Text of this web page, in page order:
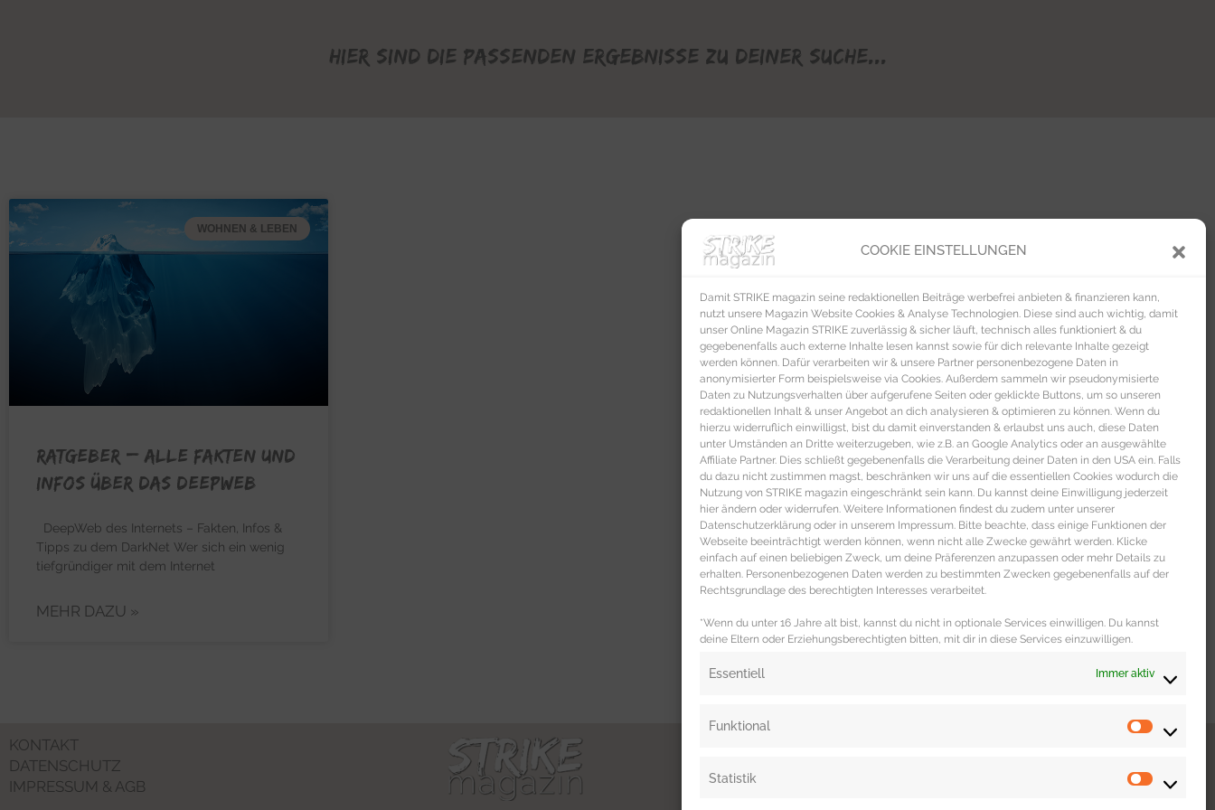
COOKIE EINSTELLUNGEN
Damit STRIKE magazin seine redaktionellen Beiträge werbefrei anbieten & finanzieren kann,
nutzt unsere Magazin Website Cookies & Analyse Technologien. Diese sind auch wichtig, damit
unser Online Magazin STRIKE zuverlässig & sicher läuft, technisch alles funktioniert & du
gegebenenfalls auch externe Inhalte lesen kannst sowie für dich relevante Inhalte gezeigt
werden können. Dafür verarbeiten wir & unsere Partner personenbezogene Daten in
anonymisierter Form beispielsweise via Cookies. Außerdem sammeln wir pseudonymisierte
Daten zu Nutzungsverhalten über aufgerufene Seiten oder geklickte Buttons, um so unseren
redaktionellen Inhalt & unser Angebot an dich analysieren & optimieren zu können. Wenn du
hierzu widerruflich einwilligst, bist du damit einverstanden & erlaubst uns auch, diese Daten
unter Umständen an Dritte weiterzugeben, wie z.B. an Google Analytics oder an ausgewählte
Affiliate Partner. Dies schließt gegebenenfalls die Verarbeitung deiner Daten in den USA ein. Falls
du dazu nicht zustimmen magst, beschränken wir uns auf die essentiellen Cookies wodurch die
Nutzung von STRIKE magazin eingeschränkt sein kann. Du kannst deine Einwilligung jederzeit
hier ändern oder widerrufen. Weitere Informationen findest du zudem unter unserer
Datenschutzerklärung oder in unserem Impressum. Bitte beachte, dass einige Funktionen der
Webseite beeinträchtigt werden können, wenn nicht alle Zwecke gewährt werden. Klicke
einfach auf einen beliebigen Zweck, um deine Präferenzen anzupassen oder mehr Details zu
erhalten. Personenbezogenen Daten werden zu bestimmten Zwecken gegebenenfalls auf der
Rechtsgrundlage des berechtigten Interesses verarbeitet.
*Wenn du unter 16 Jahre alt bist, kannst du nicht in optionale Services einwilligen. Du kannst
deine Eltern oder Erziehungsberechtigten bitten, mit dir in diese Services einzuwilligen.
Essentiell Immer aktiv
Funktional
Statistik
Hier sind die passenden Ergebnisse zu deiner Suche...
WOHNEN & LEBEN
RATGEBER – Alle Fakten und
Infos über das Deepweb
DeepWeb des Internets – Fakten, Infos &
Tipps zu dem DarkNet Wer sich ein wenig
tiefgründiger mit dem Internet
MEHR DAZU »
KONTAKT
DATENSCHUTZ
IMPRESSUM & AGB